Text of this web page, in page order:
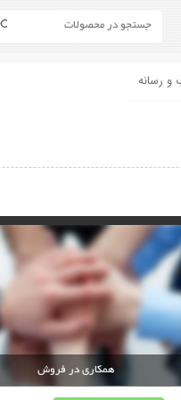
و رسانه
همکاری در فروش